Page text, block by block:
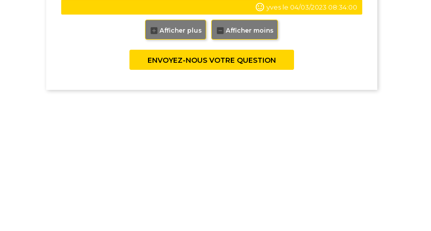
yves le 04/03/2023 08:34:00
Afficher plus Afficher moins
ENVOYEZ-NOUS VOTRE QUESTION